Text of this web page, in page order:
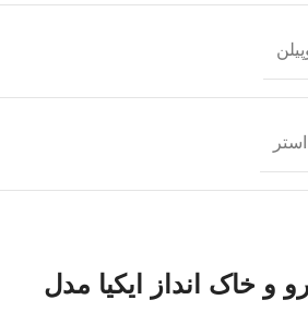
و خاک انداز ایکیا مدل